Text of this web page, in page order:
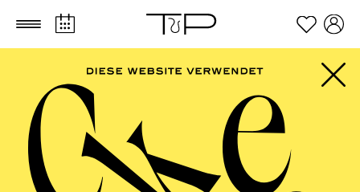
Zum Hauptinhalt springen Zum Footer springen